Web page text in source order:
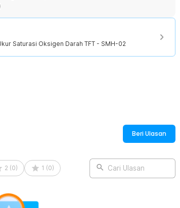
ditemukan di pasaran. Baterai ini mampu
tidak perlu sering mengganti. Dengan daya
tepat untuk pemantauan kesehatan jangka
Saturasi Oksigen Darah TFT - SMH-02
Beri Ulasan
2 (0) 1 (0) Cari Ulasan